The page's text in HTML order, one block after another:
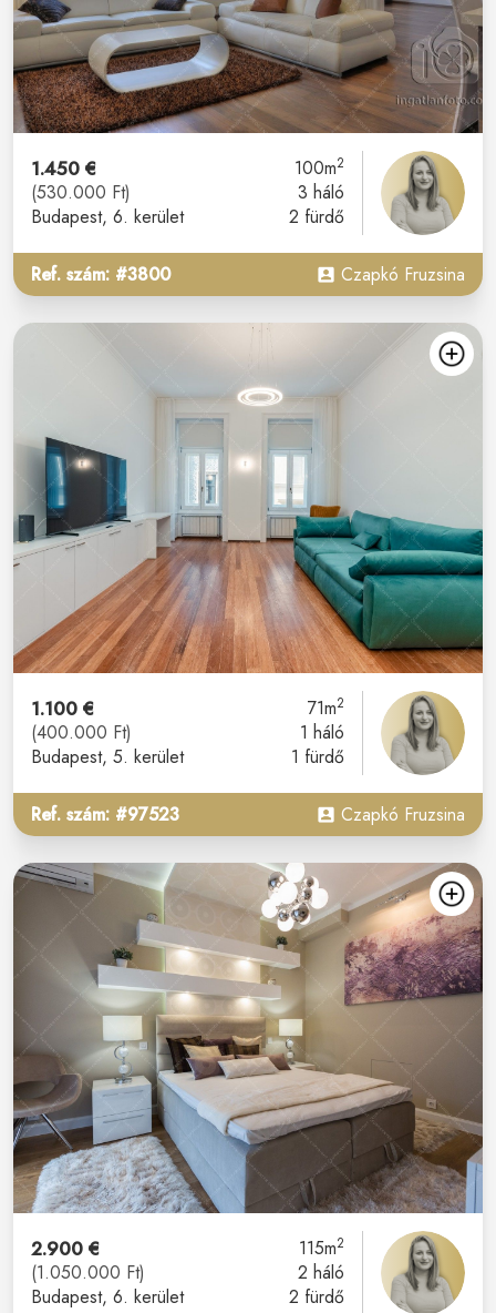
1.450 €
(530.000 Ft)
Budapest, 6. kerület
100m2
3 háló
2 fürdő
Ref. szám: #3800 Czapkó Fruzsina
1.100 €
(400.000 Ft)
Budapest, 5. kerület
71m2
1 háló
1 fürdő
Ref. szám: #97523 Czapkó Fruzsina
2.900 €
(1.050.000 Ft)
Budapest, 6. kerület
115m2
2 háló
2 fürdő